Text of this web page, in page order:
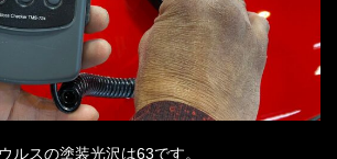
ルスの塗装光沢は63です。